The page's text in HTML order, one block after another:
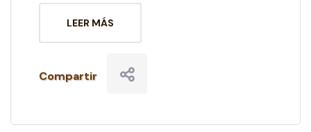
LEER MÁS
Compartir